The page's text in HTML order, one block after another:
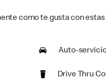
como te gusta con
Auto-
Drive Thru